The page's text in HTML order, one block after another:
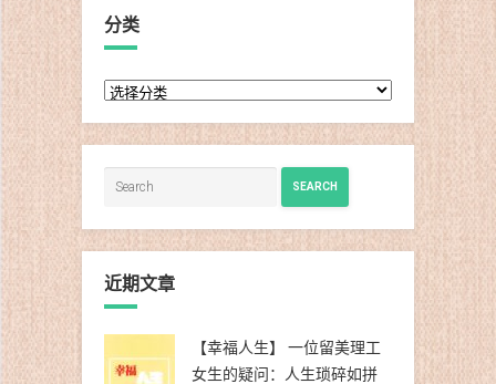
分类
分
SEARCH
近期文章
【幸福人生】 一位留美理工
女生的疑问：人生琐碎如拼